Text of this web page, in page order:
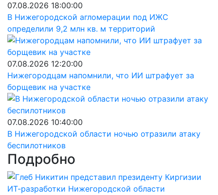
07.08.2026 18:00:00
В Нижегородской агломерации под ИЖС
определили 9,2 млн кв. м территорий
07.08.2026 12:20:00
Нижегородцам напомнили, что ИИ штрафует за
борщевик на участке
07.08.2026 10:40:00
В Нижегородской области ночью отразили атаку
беспилотников
Подробно